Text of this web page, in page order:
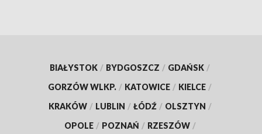
BIAŁYSTOK / BYDGOSZCZ / GDAŃSK /
GORZÓW WLKP. / KATOWICE / KIELCE /
KRAKÓW / LUBLIN / ŁÓDŹ / OLSZTYN /
OPOLE / POZNAŃ / RZESZÓW /